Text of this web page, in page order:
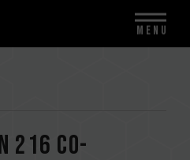
216 Co-
MENU